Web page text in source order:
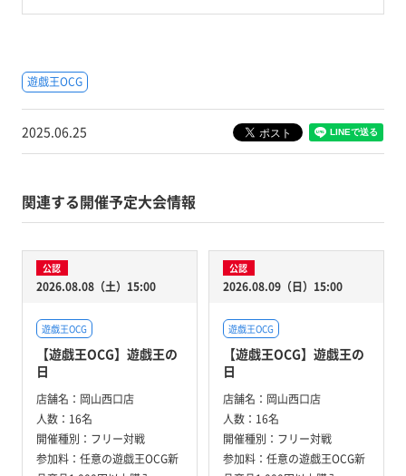
遊戯王OCG
2025.06.25
関連する開催予定大会情報
公認
2026.08.08（土）15:00
遊戯王OCG
【遊戯王OCG】遊戯王の
日
店舗名： 岡山西口店
人数： 16名
開催種別： フリー対戦
参加料： 任意の遊戯王OCG新
公認
2026.08.09（日）15:00
遊戯王OCG
【遊戯王OCG】遊戯王の
日
店舗名： 岡山西口店
人数： 16名
開催種別： フリー対戦
参加料： 任意の遊戯王OCG新